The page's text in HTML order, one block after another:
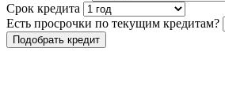
Срок кредита
Есть просрочки по текущим кредитам?
Подобрать кредит